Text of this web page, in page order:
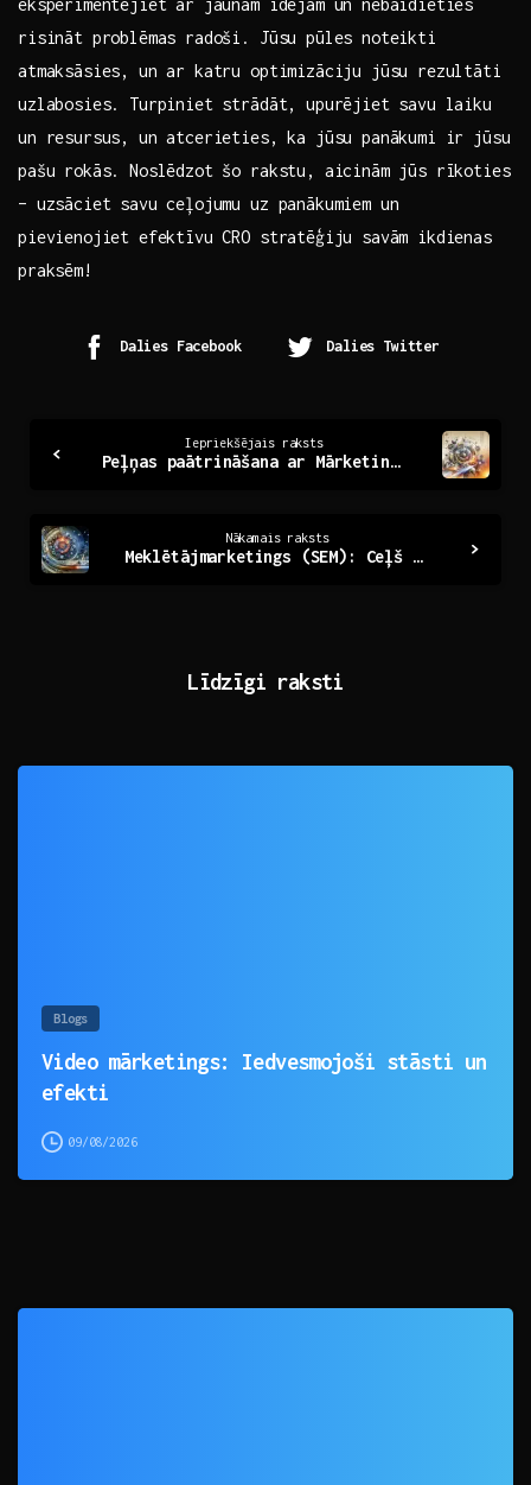
eksperimentējiet ar jaunām idejām un nebaidieties
risināt problēmas radoši. Jūsu pūles noteikti
atmaksāsies, un ar katru optimizāciju jūsu rezultāti
uzlabosies. Turpiniet strādāt, upurējiet savu laiku
un resursus, un atcerieties, ​ka jūsu panākumi ir jūsu
pašu rokās. Noslēdzot šo rakstu, aicinām jūs ‍rīkoties
–​ uzsāciet savu ceļojumu uz panākumiem un
pievienojiet efektīvu CRO stratēģiju ‍savām ikdienas
praksēm!
Dalies Facebook Dalies Twitter
Reading
Iepriekšējais raksts
Peļņas paātrināšana ar Mārketinga Automatizāciju
Nākamais raksts
Meklētājmarketings (SEM): Ceļš uz Digitālo Panākumu
Līdzīgi raksti
Blogs
Video mārketings: Iedvesmojoši stāsti un
efekti
09/08/2026